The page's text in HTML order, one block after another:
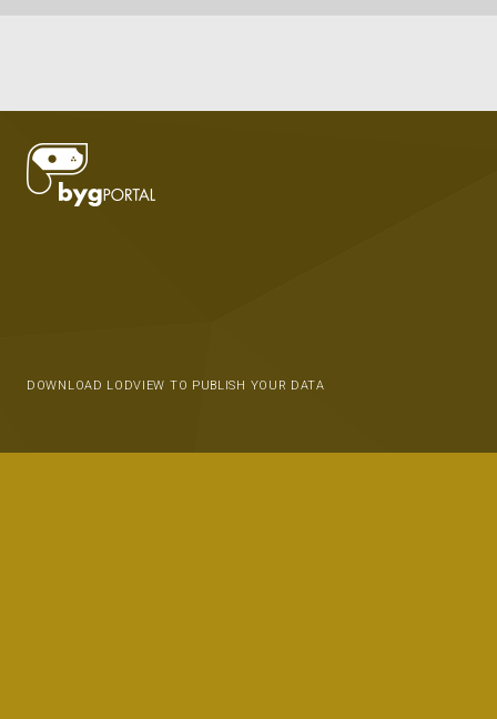
DOWNLOAD LODVIEW TO PUBLISH YOUR DATA